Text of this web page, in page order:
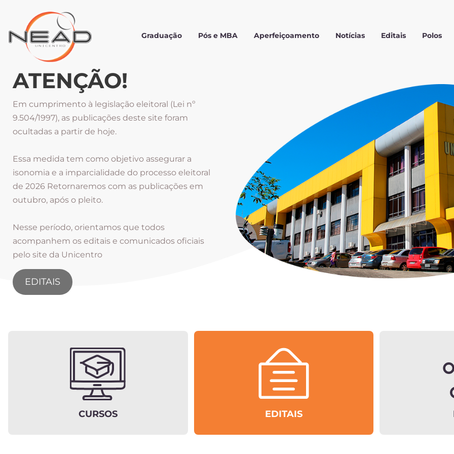
Graduação Pós e MBA Aperfeiçoamento Notícias Editais Polos
ATENÇÃO!
Em cumprimento à legislação eleitoral (Lei nº
9.504/1997), as publicações deste site foram
ocultadas a partir de hoje.
Essa medida tem como objetivo assegurar a
isonomia e a imparcialidade do processo eleitoral
de 2026 Retornaremos com as publicações em
outubro, após o pleito.
Nesse período, orientamos que todos
acompanhem os editais e comunicados oficiais
pelo site da Unicentro
EDITAIS
CURSOS EDITAIS